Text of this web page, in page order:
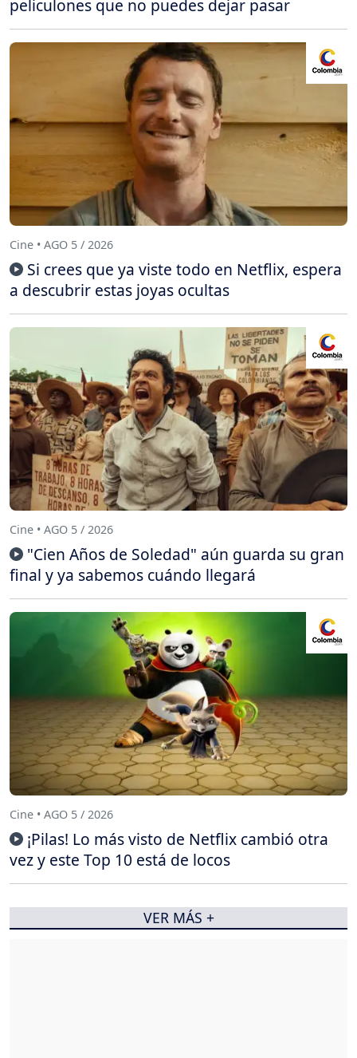
peliculones que no puedes dejar pasar
Cine • AGO 5 / 2026
Si crees que ya viste todo en Netflix, espera
a descubrir estas joyas ocultas
Cine • AGO 5 / 2026
"Cien Años de Soledad" aún guarda su gran
final y ya sabemos cuándo llegará
Cine • AGO 5 / 2026
¡Pilas! Lo más visto de Netflix cambió otra
vez y este Top 10 está de locos
VER MÁS +